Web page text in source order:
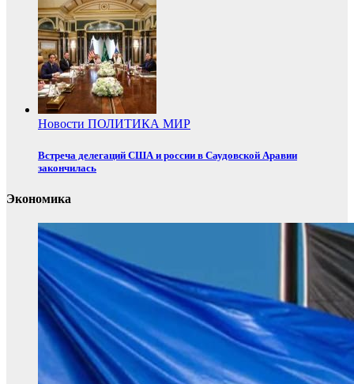
Новости ПОЛИТИКА МИР
Встреча делегаций США и россии в Саудовской Аравии
закончилась
Экономика